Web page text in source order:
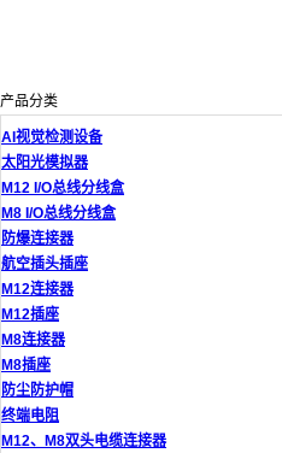
产品分类
AI视觉检测设备
太阳光模拟器
M12 I/O总线分线盒
M8 I/O总线分线盒
防爆连接器
航空插头插座
M12连接器
M12插座
M8连接器
M8插座
防尘防护帽
终端电阻
M12、M8双头电缆连接器